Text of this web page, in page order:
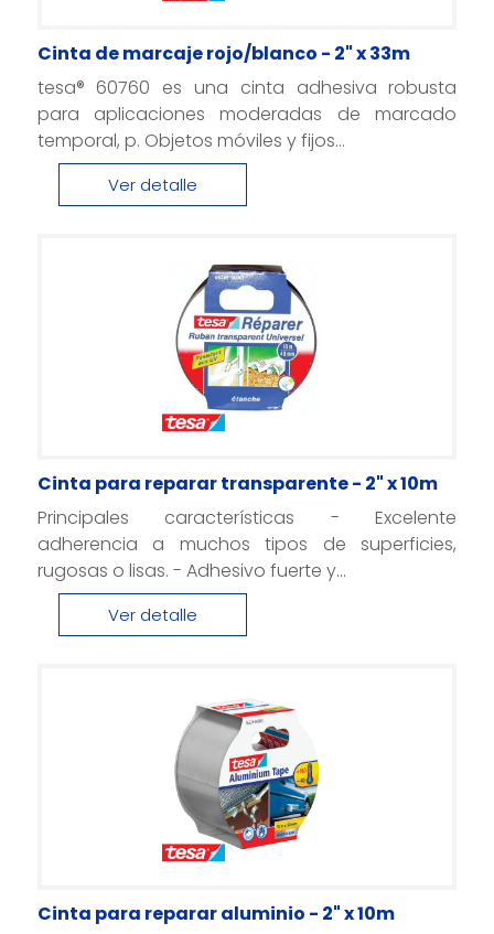
Cinta de marcaje rojo/blanco - 2" x 33m
tesa® 60760 es una cinta adhesiva robusta
para aplicaciones moderadas de marcado
temporal, p. Objetos móviles y fijos...
Ver detalle
Cinta para reparar transparente - 2" x 10m
Principales características - Excelente
adherencia a muchos tipos de superficies,
rugosas o lisas. - Adhesivo fuerte y...
Ver detalle
Cinta para reparar aluminio - 2" x 10m